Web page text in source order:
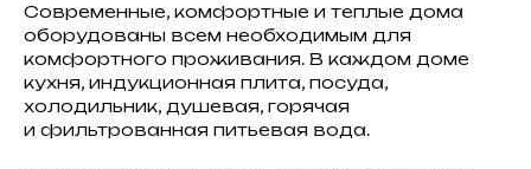
Современные, комфортные и теплые дома
оборудованы всем необходимым для
комфортного проживания. В каждом доме
кухня, индукционная плита, посуда,
холодильник, душевая, горячая
и фильтрованная питьевая вода.
внутри, а в панорамное
окно особенно приятно
любоваться закатами
не вставая с постели.